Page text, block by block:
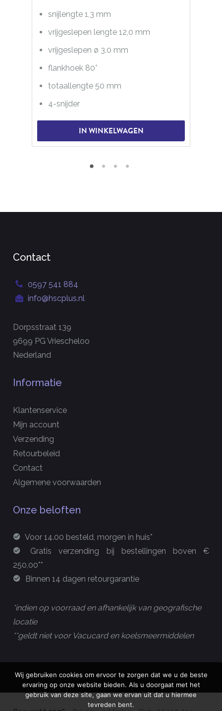
snijlengte 1,3 mm
vrijgeslepen lengte 12,0 mm
vrijgeslepen ø 3,0 mm
flankhoek 80°
totaallengte 50 mm
4-snijder
IN WINKELWAGEN
Contact
0597 541 884
info@hscplus.nl
Dorpsstraat 139
9699 PG Vriescheloo
Nederland
Informatie
Klantenservice
Mijn account
Verzending
Retourbeleid
Contact
Algemene voorwaarden
Onze beloften
Voor 14.00 besteld, morgen in huis*
Gratis verzending bij bestellingen boven €
250,00**
Binnen 14 dagen retourgarantie
*indien op voorraad en afhankelijk van geografische
locatie
**geldt niet voor Vacucard en koelsmeermiddelen
Wij gebruiken cookies om ervoor te zorgen dat we u de beste
ervaring op onze website bieden. Als u doorgaat met het
gebruik van deze site, gaan we ervan uit dat u hiermee
tevreden bent.